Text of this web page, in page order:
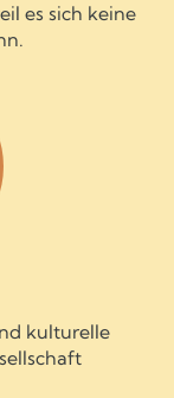
es sich keine
kulturelle